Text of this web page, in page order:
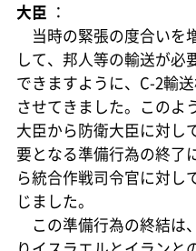
大臣 ：
当時の緊張の度合いを
して、邦人等の輸送が必
できますように、C-2輸
させてきました。このよ
大臣から防衛大臣に対し
要となる準備行為の終了
ら統合作戦司令官に対し
じました。
この準備行為の終結は